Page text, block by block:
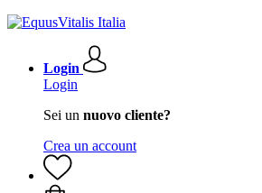
Login
Login
Sei un nuovo cliente?
Crea un account